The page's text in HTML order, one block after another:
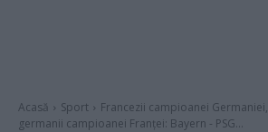
Acasă Sport
Francezii campioanei
germanii campioanei Franței: Bayern - PSG...